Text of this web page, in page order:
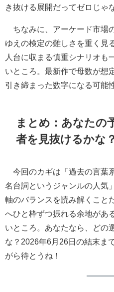
き抜ける展開だってゼロじゃ
ちなみに、アーケード市場
ゆえの検定の難しさを重く
人台に収まる慎重シナリオも
いところ。最新作で母数が想
引き締まった数字になる可能
まとめ：あなたの
者を見抜けるかな？
今回のカギは「過去の言葉
名台詞というジャンルの人気
軸のバランスを読み解くこと
へひと枠ずつ振れる余地があ
いところ。あなたなら、どの
な？2026年6月26日の結末ま
がら待とうね！